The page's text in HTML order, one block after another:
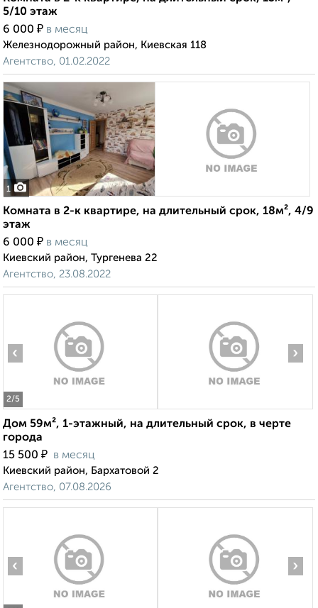
5/10 этаж
6 000 ₽ в месяц
Железнодорожный район, Киевская 118
Агентство, 01.02.2022
1
Комната в 2-к квартире, на длительный срок, 18м², 4/9
этаж
6 000 ₽ в месяц
Киевский район, Тургенева 22
Агентство, 23.08.2022
2/5
‹ ›
Дом 59м², 1-этажный, на длительный срок, в черте
города
15 500 ₽ в месяц
Киевский район, Бархатовой 2
Агентство, 07.08.2026
‹ ›